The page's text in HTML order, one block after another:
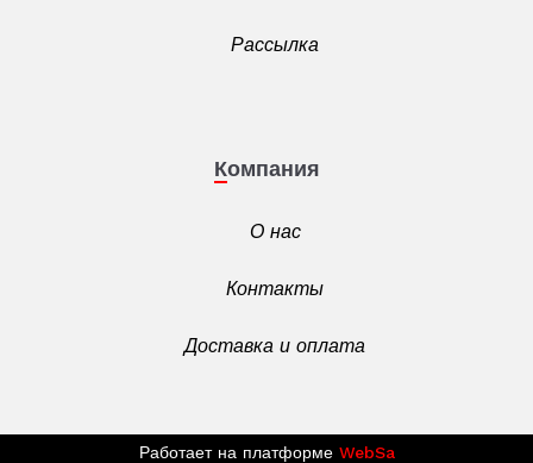
Рассылка
Компания
О нас
Контакты
Доставка и оплата
Работает на платформе WebSa